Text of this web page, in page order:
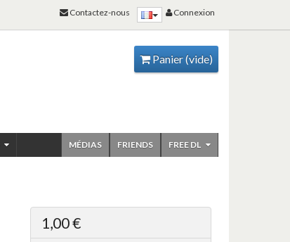
Panier(vide)
FREE DL
FRIENDS
MÉDIAS
1,00 €
Connexion
Contactez-nous